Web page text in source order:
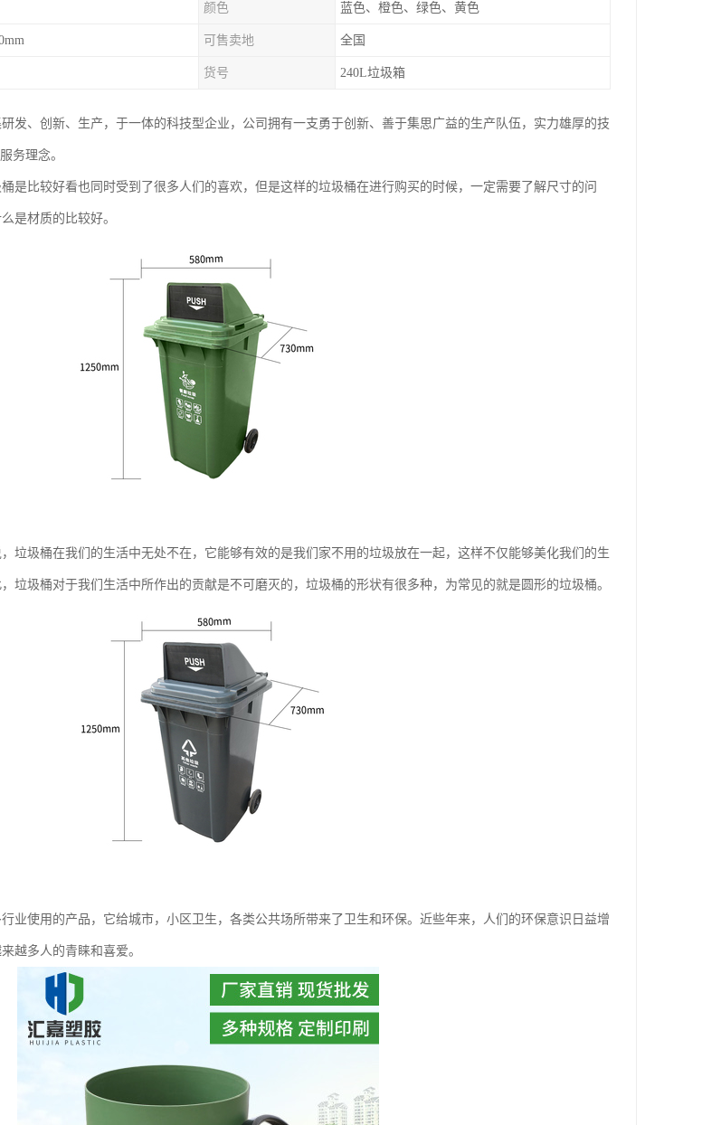
颜色 蓝色、橙色、绿色、黄色
可售卖地 全国
货号 240L垃圾箱
发、创新、生产，于一体的科技型企业，公司拥有一支勇于创新、善于集思广益的生产队伍，实力雄厚的技
务理念。
是比较好看也同时受到了很多人们的喜欢，但是这样的垃圾桶在进行购买的时候，一定需要了解尺寸的问
是材质的比较好。
垃圾桶在我们的生活中无处不在，它能够有效的是我们家不用的垃圾放在一起，这样不仅能够美化我们的生
垃圾桶对于我们生活中所作出的贡献是不可磨灭的，垃圾桶的形状有很多种，为常见的就是圆形的垃圾桶。
业使用的产品，它给城市，小区卫生，各类公共场所带来了卫生和环保。近些年来，人们的环保意识日益增
越多人的青睐和喜爱。